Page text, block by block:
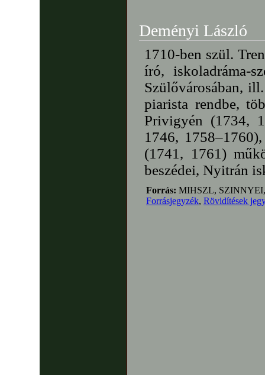
Deményi László
1710-ben szül.
író, iskoladráma-
Szülővárosában,
piarista rendbe,
Privigyén (1734,
1746,
(1741, 1761)
beszédei, Nyitrán
Forrás: MIHSZL,
Forrásjegyzék, Rövidítések